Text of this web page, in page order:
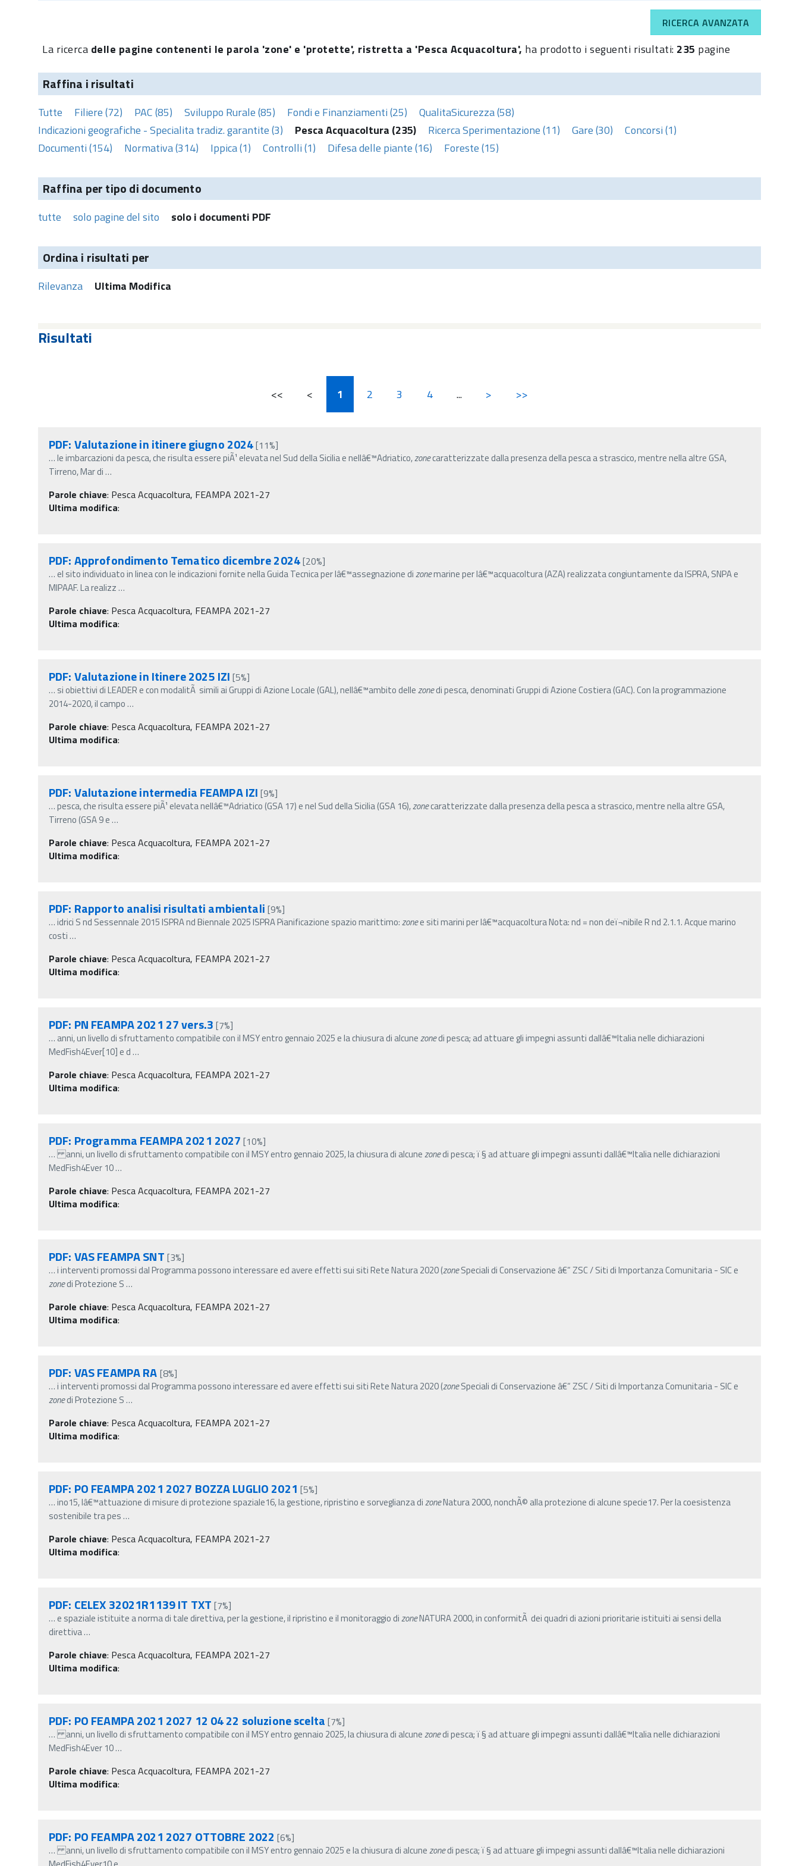
RICERCA AVANZATA
La ricerca delle pagine contenenti le parola 'zone' e 'protette', ristretta a 'Pesca Acquacoltura', ha prodotto i seguenti risultati: 235 pagine
Raffina i risultati
Tutte Filiere (72) PAC (85) Sviluppo Rurale (85) Fondi e Finanziamenti (25)
QualitaSicurezza (58)
Indicazioni geografiche - Specialita tradiz. garantite (3)
Pesca Acquacoltura (235) Ricerca Sperimentazione (11) Gare (30)
Concorsi (1)
Documenti (154)
Normativa (314) Ippica (1) Controlli (1) Difesa delle piante (16) Foreste (15)
Raffina per tipo di documento
tutte solo pagine del sito solo i documenti PDF
Ordina i risultati per
Rilevanza Ultima Modifica
Risultati
<< < 1 2 3 4 ... > >>
PDF: Valutazione in itinere giugno 2024[11%]
…le imbarcazioni da pesca, che risulta essere piÃ¹ elevata nel Sud della Sicilia e nellâ€™Adriatico,zonecaratterizzate dalla presenza della pesca a strascico, mentre nella altre GSA,
Tirreno, Mar di…
Parole chiave: Pesca Acquacoltura, FEAMPA 2021-27
Ultima modifica:
PDF: Approfondimento Tematico dicembre 2024[20%]
… el sito individuato in linea con le indicazioni fornite nella Guida Tecnica per lâ€™assegnazione dizonemarine per lâ€™acquacoltura (AZA) realizzata congiuntamente da ISPRA, SNPA e
MIPAAF. La realizz…
Parole chiave: Pesca Acquacoltura, FEAMPA 2021-27
Ultima modifica:
PDF: Valutazione in Itinere 2025 IZI [5%]
… si obiettivi di LEADER e con modalitÃ simili ai Gruppi di Azione Locale (GAL), nellâ€™ambito dellezonedi pesca, denominati Gruppi di Azione Costiera (GAC). Con la programmazione
2014-2020, il campo…
Parole chiave: Pesca Acquacoltura, FEAMPA 2021-27
Ultima modifica:
PDF: Valutazione intermedia FEAMPA IZI [9%]
…pesca, che risulta essere piÃ¹ elevata nellâ€™Adriatico (GSA 17) e nel Sud della Sicilia (GSA 16),zonecaratterizzate dalla presenza della pesca a strascico, mentre nella altre GSA,
Tirreno (GSA 9 e…
Parole chiave: Pesca Acquacoltura, FEAMPA 2021-27
Ultima modifica:
PDF: Rapporto analisi risultati ambientali [9%]
…idrici S nd Sessennale 2015 ISPRA nd Biennale 2025 ISPRA Pianificazione spazio marittimo:zonee siti marini per lâ€™acquacoltura Nota: nd = non deï¬nibile R nd 2.1.1. Acque marino
costi…
Parole chiave: Pesca Acquacoltura, FEAMPA 2021-27
Ultima modifica:
PDF: PN FEAMPA 2021 27 vers.3 [7%]
… anni, un livello di sfruttamento compatibile con il MSY entro gennaio 2025 e la chiusura di alcunezonedi pesca; ad attuare gli impegni assunti dallâ€™Italia nelle dichiarazioni
MedFish4Ever[10] e d…
Parole chiave: Pesca Acquacoltura, FEAMPA 2021-27
Ultima modifica:
PDF: Programma FEAMPA 2021 2027 [10%]
…anni, un livello di sfruttamento compatibile con il MSY entro gennaio 2025, la chiusura di alcunezonedi pesca; ï‚§ ad attuare gli impegni assunti dallâ€™Italia nelle dichiarazioni
MedFish4Ever 10…
Parole chiave: Pesca Acquacoltura, FEAMPA 2021-27
Ultima modifica:
PDF: VAS FEAMPA SNT [3%]
…i interventi promossi dal Programma possono interessare ed avere effetti sui siti Rete Natura 2020 (zoneSpeciali di Conservazione â€“ ZSC / Siti di Importanza Comunitaria - SIC e
zonedi Protezione S…
Parole chiave: Pesca Acquacoltura, FEAMPA 2021-27
Ultima modifica:
PDF: VAS FEAMPA RA [8%]
…i interventi promossi dal Programma possono interessare ed avere effetti sui siti Rete Natura 2020 (zoneSpeciali di Conservazione â€“ ZSC / Siti di Importanza Comunitaria - SIC e
zonedi Protezione S…
Parole chiave: Pesca Acquacoltura, FEAMPA 2021-27
Ultima modifica:
PDF: PO FEAMPA 2021 2027 BOZZA LUGLIO 2021 [5%]
…ino15, lâ€™attuazione di misure di protezione spaziale16, la gestione, ripristino e sorveglianza dizoneNatura 2000, nonchÃ© alla protezione di alcune specie17. Per la coesistenza
sostenibile tra pes…
Parole chiave: Pesca Acquacoltura, FEAMPA 2021-27
Ultima modifica:
PDF: CELEX 32021R1139 IT TXT [7%]
… e spaziale istituite a norma di tale direttiva, per la gestione, il ripristino e il monitoraggio dizoneNATURA 2000, in conformitÃ dei quadri di azioni prioritarie istituiti ai sensi della
direttiva…
Parole chiave: Pesca Acquacoltura, FEAMPA 2021-27
Ultima modifica:
PDF: PO FEAMPA 2021 2027 12 04 22 soluzione scelta [7%]
…anni, un livello di sfruttamento compatibile con il MSY entro gennaio 2025, la chiusura di alcunezonedi pesca; ï‚§ ad attuare gli impegni assunti dallâ€™Italia nelle dichiarazioni
MedFish4Ever 10…
Parole chiave: Pesca Acquacoltura, FEAMPA 2021-27
Ultima modifica:
PDF: PO FEAMPA 2021 2027 OTTOBRE 2022 [6%]
…anni, un livello di sfruttamento compatibile con il MSY entro gennaio 2025 e la chiusura di alcunezonedi pesca; ï‚§ ad attuare gli impegni assunti dallâ€™Italia nelle dichiarazioni